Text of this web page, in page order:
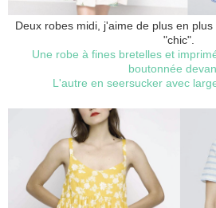
Deux robes midi, j'aime de plus en
"chic".
Une robe à fines bretelles et
boutonnée
L'autre en seersucker avec